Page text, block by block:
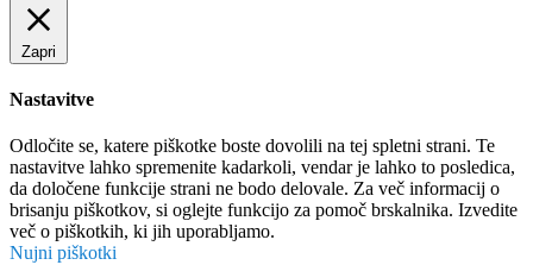
Zapri
Nastavitve
Odločite se, katere piškotke boste dovolili na tej spletni strani. Te
nastavitve lahko spremenite kadarkoli, vendar je lahko to posledica,
da določene funkcije strani ne bodo delovale. Za več informacij o
brisanju piškotkov, si oglejte funkcijo za pomoč brskalnika. Izvedite
več o piškotkih, ki jih uporabljamo.
Nujni piškotki